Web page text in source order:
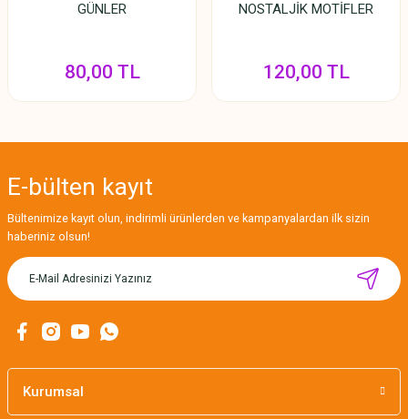
GÜNLER
80,00 TL
NOSTALJİK MOTİFLER
120,00 TL
E-bülten kayıt
Bültenimize kayıt olun, indirimli ürünlerden ve kampanyalardan ilk sizin
haberiniz olsun!
Kurumsal